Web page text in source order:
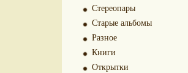
Стереопары
Старые альбомы
Разное
Книги
Открытки